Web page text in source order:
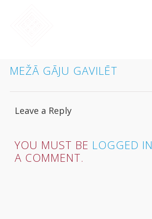
SĀKUMS
MĀCĪBAS
SAIETS 2026
IEPRIEKŠĒJIE
PAR MUMS
LOMU SPĒLE
MEŽĀ GĀJU GAVILĒT
Leave a Reply
YOU MUST BE LOGGED IN
A COMMENT.